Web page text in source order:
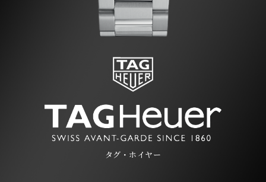
タグ・ホイヤー